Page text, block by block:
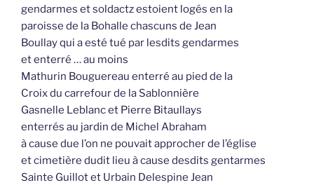
gendarmes et soldactz estoient logés en la
paroisse de la Bohalle chascuns de Jean
Boullay qui a esté tué par lesdits gendarmes
et enterré … au moins
Mathurin Bouguereau enterré au pied de la
Croix du carrefour de la Sablonnière
Gasnelle Leblanc et Pierre Bitaullays
enterrés au jardin de Michel Abraham
à cause due l’on ne pouvait approcher de l’église
et cimetière dudit lieu à cause desdits gentarmes
Sainte Guillot et Urbain Delespine Jean